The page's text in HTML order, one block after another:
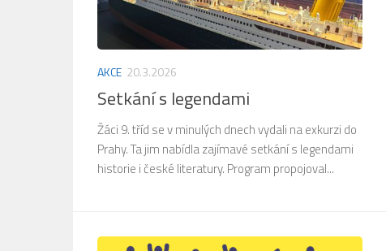
AKCE 20.3.2026
Setkání s legendami
Žáci 9. tříd se v minulých dnech vydali na exkurzi do
Prahy. Ta jim nabídla zajímavé setkání s legendami
historie i české literatury. Program propojoval...